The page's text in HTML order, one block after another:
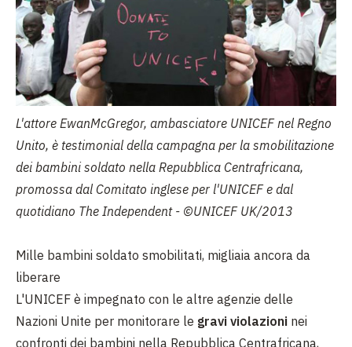
L'attore EwanMcGregor, ambasciatore UNICEF nel Regno
Unito, è testimonial della campagna per la smobilitazione
dei bambini soldato nella Repubblica Centrafricana,
promossa dal Comitato inglese per l'UNICEF e dal
quotidiano The Independent - ©UNICEF UK/2013
Mille bambini soldato smobilitati, migliaia ancora da
liberare
L'UNICEF è impegnato con le altre agenzie delle
Nazioni Unite per monitorare le gravi violazioni nei
confronti dei bambini nella Repubblica Centrafricana,